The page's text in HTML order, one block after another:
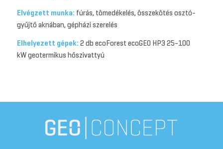
Elvégzett munka: fúrás, tömedékelés, összekötés osztó-
gyűjtő aknában, gépházi szerelés
Elhelyezett gépek: 2 db ecoForest ecoGEO HP3 25-100
kW geotermikus hőszivattyú